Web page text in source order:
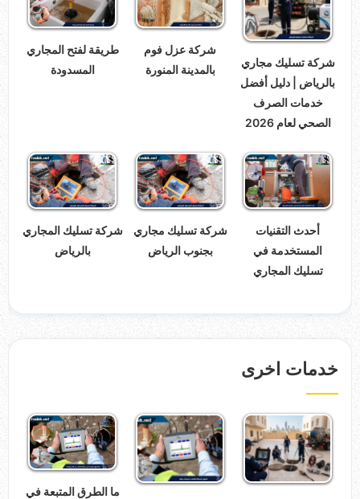
شركة تسليك مجاري
بالرياض | دليل أفضل
خدمات الصرف
الصحي لعام 2026
شركة عزل فوم
بالمدينة المنورة
طريقة لفتح المجاري
المسدودة
أحدث التقنيات
المستخدمة في
تسليك المجاري
شركة تسليك مجاري
بجنوب الرياض
شركة تسليك المجاري
بالرياض
خدمات اخرى
ما الطرق المتبعة في